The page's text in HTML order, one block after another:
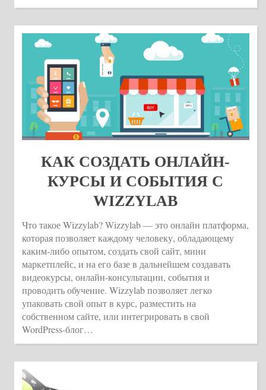
КАК СОЗДАТЬ ОНЛАЙН-
КУРСЫ И СОБЫТИЯ С
WIZZYLAB
Что такое Wizzylab? Wizzylab — это онлайн платформа,
которая позволяет каждому человеку, обладающему
каким-либо опытом, создать свой сайт, мини
маркетплейс, и на его базе в дальнейшем создавать
видеокурсы, онлайн-консультации, события и
проводить обучение. Wizzylab позволяет легко
упаковать свой опыт в курс, разместить на
собственном сайте, или интегрировать в свой
WordPress-блог…